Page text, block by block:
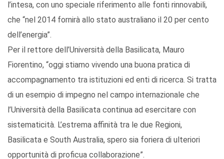
l’intesa, con uno speciale riferimento alle fonti rinnovabili,
che “nel 2014 fornirà allo stato australiano il 20 per cento
dell’energia”.
Per il rettore dell’Università della Basilicata, Mauro
Fiorentino, “oggi stiamo vivendo una buona pratica di
accompagnamento tra istituzioni ed enti di ricerca. Si tratta
di un esempio di impegno nel campo internazionale che
l’Università della Basilicata continua ad esercitare con
sistematicità. L’estrema affinità tra le due Regioni,
Basilicata e South Australia, spero sia foriera di ulteriori
opportunità di proficua collaborazione”.